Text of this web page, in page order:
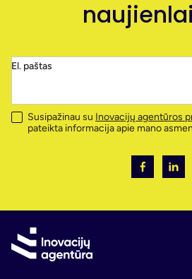
El. paštas
Susipažinau su Inovacijų agentūros
pateikta informacija apie mano